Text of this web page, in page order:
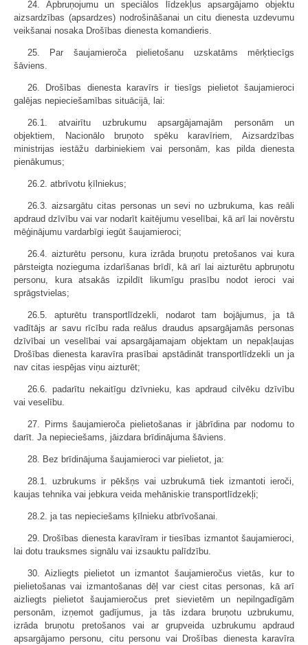
24. Apbruņojumu un speciālos līdzekļus apsargājamo objektu
aizsardzības (apsardzes) nodrošināšanai un citu dienesta uzdevumu
veikšanai nosaka Drošības dienesta komandieris.
25. Par šaujamieroča pielietošanu uzskatāms mērķtiecīgs
šāviens.
26. Drošības dienesta karavīrs ir tiesīgs pielietot šaujamieroci
galējas nepieciešamības situācijā, lai:
26.1. atvairītu uzbrukumu apsargājamajām personām un
objektiem, Nacionālo bruņoto spēku karavīriem, Aizsardzības
ministrijas iestāžu darbiniekiem vai personām, kas pilda dienesta
pienākumus;
26.2. atbrīvotu ķīlniekus;
26.3. aizsargātu citas personas un sevi no uzbrukuma, kas reāli
apdraud dzīvību vai var nodarīt kaitējumu veselībai, kā arī lai novērstu
mēģinājumu vardarbīgi iegūt šaujamieroci;
26.4. aizturētu personu, kura izrāda bruņotu pretošanos vai kura
pārsteigta nozieguma izdarīšanas brīdī, kā arī lai aizturētu apbruņotu
personu, kura atsakās izpildīt likumīgu prasību nodot ieroci vai
sprāgstvielas;
26.5. apturētu transportlīdzekli, nodarot tam bojājumus, ja tā
vadītājs ar savu rīcību rada reālus draudus apsargājamās personas
dzīvībai un veselībai vai apsargājamajam objektam un nepakļaujas
Drošības dienesta karavīra prasībai apstādināt transportlīdzekli un ja
nav citas iespējas viņu aizturēt;
26.6. padarītu nekaitīgu dzīvnieku, kas apdraud cilvēku dzīvību
vai veselību.
27. Pirms šaujamieroča pielietošanas ir jābrīdina par nodomu to
darīt. Ja nepieciešams, jāizdara brīdinājuma šāviens.
28. Bez brīdinājuma šaujamieroci var pielietot, ja:
28.1. uzbrukums ir pēkšņs vai uzbrukumā tiek izmantoti ieroči,
kaujas tehnika vai jebkura veida mehāniskie transportlīdzekļi;
28.2. ja tas nepieciešams ķīlnieku atbrīvošanai.
29. Drošības dienesta karavīram ir tiesības izmantot šaujamieroci,
lai dotu trauksmes signālu vai izsauktu palīdzību.
30. Aizliegts pielietot un izmantot šaujamieročus vietās, kur to
pielietošanas vai izmantošanas dēļ var ciest citas personas, kā arī
aizliegts pielietot šaujamieročus pret sievietēm un nepilngadīgām
personām, izņemot gadījumus, ja tās izdara bruņotu uzbrukumu,
izrāda bruņotu pretošanos vai ar grupveida uzbrukumu apdraud
apsargājamo personu, citu personu vai Drošības dienesta karavīra